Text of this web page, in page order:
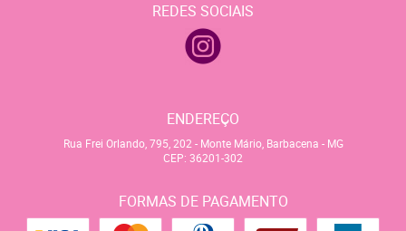
REDES SOCIAIS
ENDEREÇO
Rua Frei Orlando, 795, 202 - Monte Mário, Barbacena - MG
CEP: 36201-302
FORMAS DE PAGAMENTO